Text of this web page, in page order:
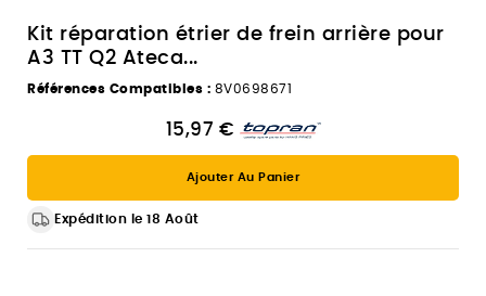
Kit réparation étrier de frein arrière pour
A3 TT Q2 Ateca...
Références Compatibles : 8V0698671
15,97 €
Ajouter Au Panier
Expédition le 18 Août